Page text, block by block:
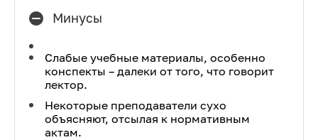
Минусы
Слабые учебные материалы, особенно
конспекты – далеки от того, что говорит
лектор.
Некоторые преподаватели сухо
объясняют, отсылая к нормативным
актам.